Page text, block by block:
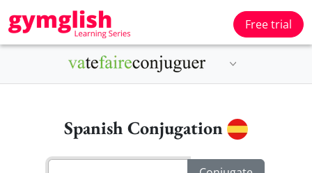
Free trial
Spanish Conjugation